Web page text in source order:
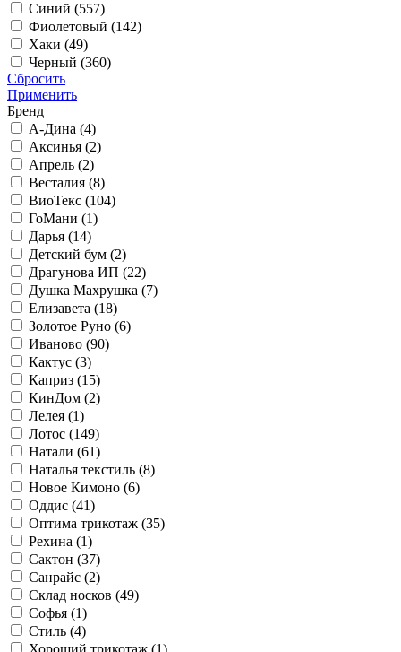
Синий (557)
Фиолетовый (142)
Хаки (49)
Черный (360)
Сбросить
Применить
Бренд
А-Дина (4)
Аксинья (2)
Апрель (2)
Весталия (8)
ВиоТекс (104)
ГоМани (1)
Дарья (14)
Детский бум (2)
Драгунова ИП (22)
Душка Махрушка (7)
Елизавета (18)
Золотое Руно (6)
Иваново (90)
Кактус (3)
Каприз (15)
КинДом (2)
Лелея (1)
Лотос (149)
Натали (61)
Наталья текстиль (8)
Новое Кимоно (6)
Оддис (41)
Оптима трикотаж (35)
Рехина (1)
Сактон (37)
Санрайс (2)
Склад носков (49)
Софья (1)
Стиль (4)